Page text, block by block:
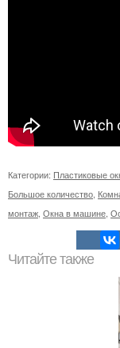
Категории: Пластиковые
Большое количество,
монтаж, Окна в машине,
Читайте также